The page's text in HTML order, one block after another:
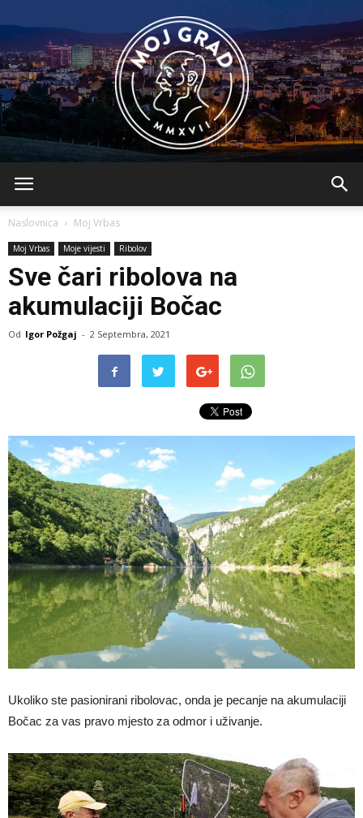
Naslovnica Moj Vrbas
Moj Vrbas Moje vijesti Ribolov
Sve čari ribolova na
akumulaciji Bočac
Od Igor Požgaj - 2 Septembra, 2021
Ukoliko ste pasionirani ribolovac, onda je pecanje na akumulaciji
Bočac za vas pravo mjesto za odmor i uživanje.